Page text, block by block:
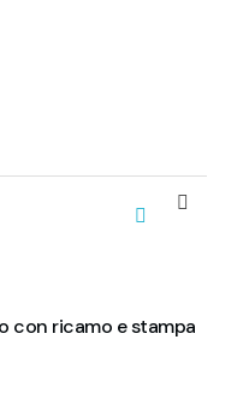
con ricamo e stampa